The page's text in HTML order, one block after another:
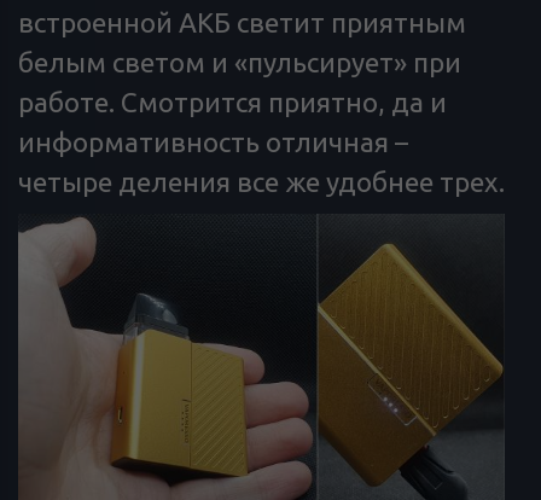
встроенной АКБ светит приятным
белым светом и «пульсирует» при
работе. Смотрится приятно, да и
информативность отличная –
четыре деления все же удобнее трех.